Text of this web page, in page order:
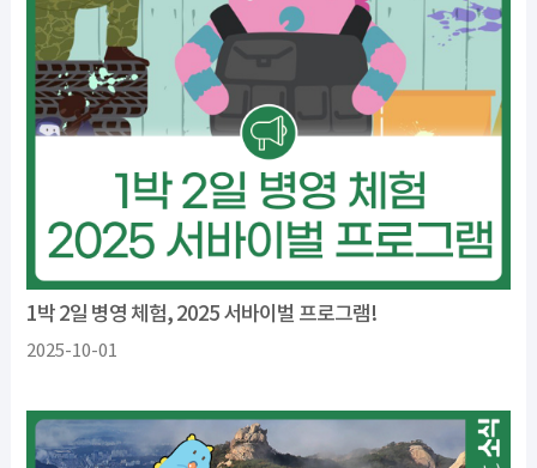
1박 2일 병영 체험, 2025 서바이벌 프로그램!
2025-10-01